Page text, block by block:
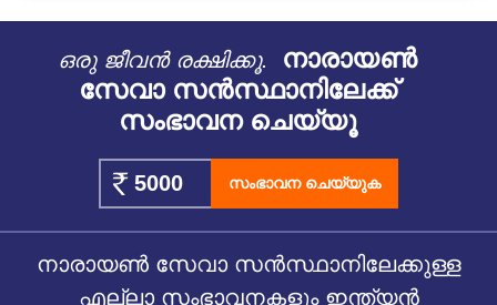
ഒരു ജീവൻ രക്ഷിക്കൂ.
നാരായൺ
സേവാ സൻസ്ഥാനിലേക്ക്
സംഭാവന ചെയ്യൂ
സംഭാവന ചെയ്യുക
നാരായൺ സേവാ സൻസ്ഥാനിലേക്കുള്ള
എല്ലാ സംഭാവനകളും ഇന്ത്യൻ